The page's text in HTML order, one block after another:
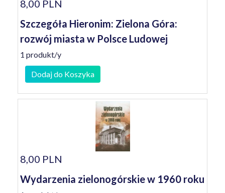
8,00 PLN
Szczegóła Hieronim: Zielona Góra:
rozwój miasta w Polsce Ludowej
1 produkt/y
Dodaj do Koszyka
8,00 PLN
Wydarzenia zielonogórskie w 1960 roku